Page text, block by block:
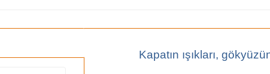
Kapatın ışıkları,